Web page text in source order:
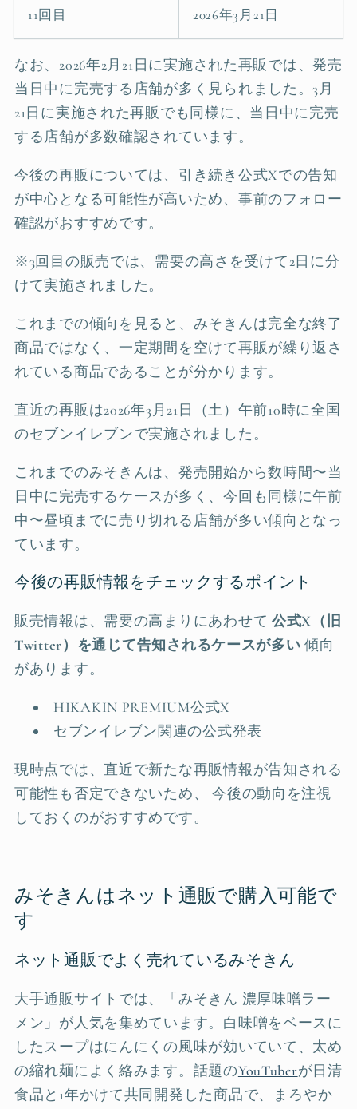
11回目 2026年3月21日
なお、2026年2月21日に実施された再販では、発売
当日中に完売する店舗が多く見られました。3月
21日に実施された再販でも同様に、当日中に完売
する店舗が多数確認されています。
今後の再販については、引き続き公式Xでの告知
が中心となる可能性が高いため、事前のフォロー
確認がおすすめです。
※3回目の販売では、需要の高さを受けて2日に分
けて実施されました。
これまでの傾向を見ると、みそきんは完全な終了
商品ではなく、一定期間を空けて再販が繰り返さ
れている商品であることが分かります。
直近の再販は2026年3月21日（土）午前10時に全国
のセブンイレブンで実施されました。
これまでのみそきんは、発売開始から数時間〜当
日中に完売するケースが多く、今回も同様に午前
中〜昼頃までに売り切れる店舗が多い傾向となっ
ています。
今後の再販情報をチェックするポイント
販売情報は、需要の高まりにあわせて 公式X（旧
Twitter）を通じて告知されるケースが多い 傾向
があります。
HIKAKIN PREMIUM公式X
セブンイレブン関連の公式発表
現時点では、直近で新たな再販情報が告知される
可能性も否定できないため、 今後の動向を注視
しておくのがおすすめです。
みそきんはネット通販で購入可能で
す
ネット通販でよく売れているみそきん
大手通販サイトでは、「みそきん 濃厚味噌ラー
メン」が人気を集めています。白味噌をベースに
したスープはにんにくの風味が効いていて、太め
の縮れ麺によく絡みます。話題のYouTuberが日清
食品と1年かけて共同開発した商品で、まろやか